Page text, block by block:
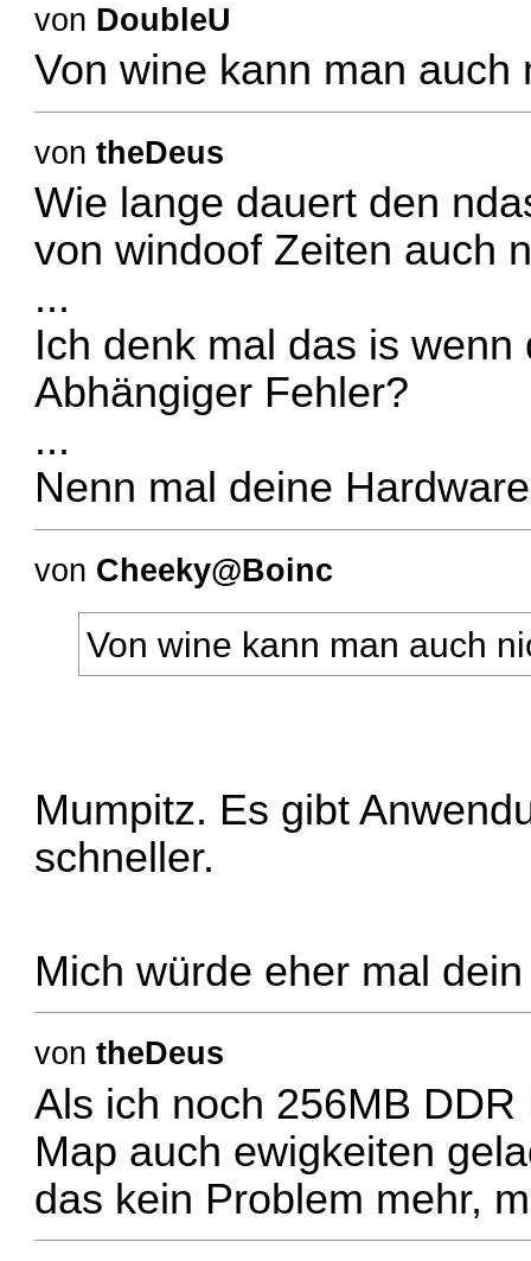
von DoubleU
Von wine kann man
vontheDeus
Wie lange dauert den
von windoof Zeiten auch
...
Ich denk mal das is
Abhängiger Fehler?
...
Nenn mal deine
von Cheeky@Boinc
Von wine kann man auch
Mumpitz. Es gibt
schneller.
Mich würde eher mal
vontheDeus
Als ich noch 256MB
Map auch ewigkeiten
das kein Problem mehr,